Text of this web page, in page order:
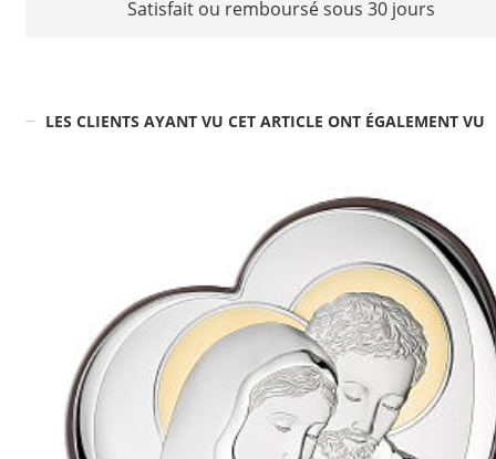
Satisfait ou remboursé sous 30 jours
LES CLIENTS AYANT VU CET ARTICLE ONT ÉGALEMENT VU